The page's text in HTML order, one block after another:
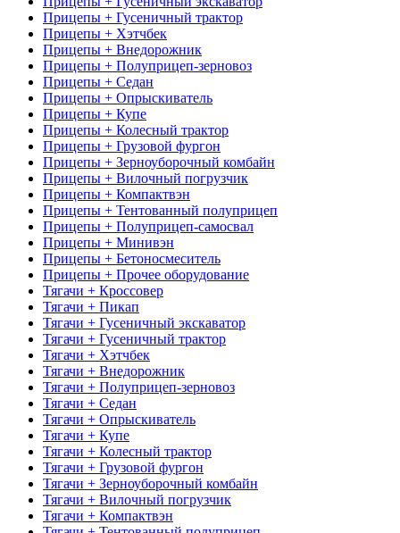
Прицепы + Гусеничный трактор
Прицепы + Хэтчбек
Прицепы + Внедорожник
Прицепы + Полуприцеп-зерновоз
Прицепы + Седан
Прицепы + Опрыскиватель
Прицепы + Купе
Прицепы + Колесный трактор
Прицепы + Грузовой фургон
Прицепы + Зерноуборочный комбайн
Прицепы + Вилочный погрузчик
Прицепы + Компактвэн
Прицепы + Тентованный полуприцеп
Прицепы + Полуприцеп-самосвал
Прицепы + Минивэн
Прицепы + Бетоносмеситель
Прицепы + Прочее оборудование
Тягачи + Кроссовер
Тягачи + Пикап
Тягачи + Гусеничный экскаватор
Тягачи + Гусеничный трактор
Тягачи + Хэтчбек
Тягачи + Внедорожник
Тягачи + Полуприцеп-зерновоз
Тягачи + Седан
Тягачи + Опрыскиватель
Тягачи + Купе
Тягачи + Колесный трактор
Тягачи + Грузовой фургон
Тягачи + Зерноуборочный комбайн
Тягачи + Вилочный погрузчик
Тягачи + Компактвэн